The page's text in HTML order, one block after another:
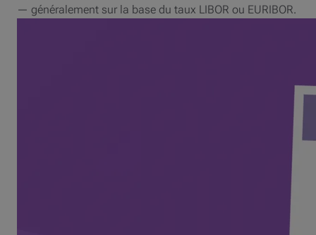
— généralement sur la base du taux LIBOR ou EURIBOR.